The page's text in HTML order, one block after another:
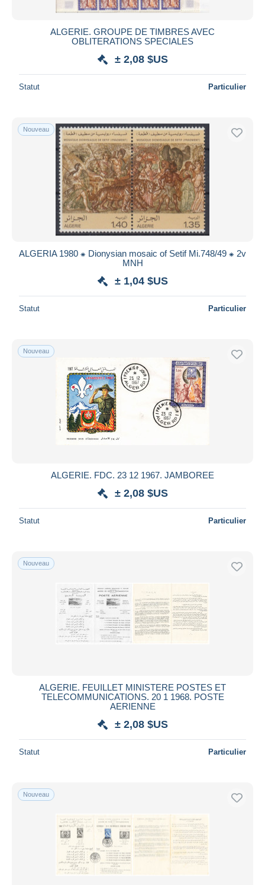
ALGERIE. GROUPE DE TIMBRES AVEC
OBLITERATIONS SPECIALES
± 2,08 $US
Statut Particulier
Nouveau
ALGERIA 1980 ⁕ Dionysian mosaic of Setif Mi.748/49 ⁕ 2v
MNH
± 1,04 $US
Statut Particulier
Nouveau
ALGERIE. FDC. 23 12 1967. JAMBOREE
± 2,08 $US
Statut Particulier
Nouveau
ALGERIE. FEUILLET MINISTERE POSTES ET
TELECOMMUNICATIONS. 20 1 1968. POSTE
AERIENNE
± 2,08 $US
Statut Particulier
Nouveau